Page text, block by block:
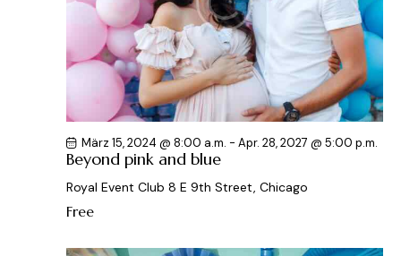
Beyond pink and blue
März 15, 2024 @ 8:00 a.m. - Apr. 28, 2027 @ 5:00 p.m.
Royal Event Club 8 E 9th Street, Chicago
Free